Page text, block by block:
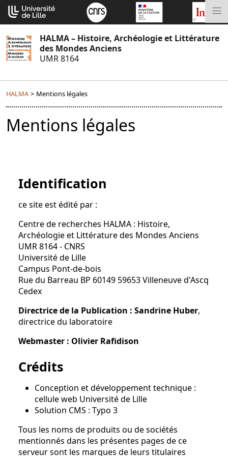
Aller
au
contenu
HALMA – Histoire, Archéologie et Littérature
des Mondes Anciens
UMR 8164
HALMA > Mentions légales
Mentions légales
Identification
ce site est édité par :
Centre de recherches HALMA : Histoire,
Archéologie et Littérature des Mondes Anciens
UMR 8164 - CNRS
Université de Lille
Campus Pont-de-bois
Rue du Barreau BP 60149 59653 Villeneuve d'Ascq
Cedex
Directrice de la Publication : Sandrine Huber,
directrice du laboratoire
Webmaster : Olivier Rafidison
Crédits
Conception et développement technique :
cellule web Université de Lille
Solution CMS : Typo 3
Tous les noms de produits ou de sociétés
mentionnés dans les présentes pages de ce
serveur sont les marques de leurs titulaires
Cookies management panel